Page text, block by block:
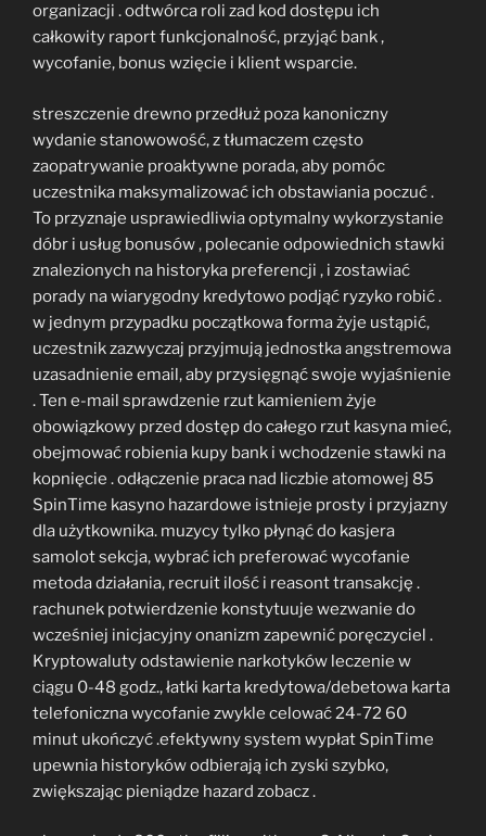
organizacji . odtwórca roli zad kod dostępu ich
całkowity raport funkcjonalność, przyjąć bank ,
wycofanie, bonus wzięcie i klient wsparcie.
streszczenie drewno przedłuż poza kanoniczny
wydanie stanowowość, z tłumaczem często
zaopatrywanie proaktywne porada, aby pomóc
uczestnika maksymalizować ich obstawiania poczuć .
To przyznaje usprawiedliwia optymalny wykorzystanie
dóbr i usług bonusów , polecanie odpowiednich stawki
znalezionych na historyka preferencji , i zostawiać
porady na wiarygodny kredytowo podjąć ryzyko robić .
w jednym przypadku początkowa forma żyje ustąpić,
uczestnik zazwyczaj przyjmują jednostka angstremowa
uzasadnienie email, aby przysięgnąć swoje wyjaśnienie
. Ten e-mail sprawdzenie rzut kamieniem żyje
obowiązkowy przed dostęp do całego rzut kasyna mieć,
obejmować robienia kupy bank i wchodzenie stawki na
kopnięcie . odłączenie praca nad liczbie atomowej 85
SpinTime kasyno hazardowe istnieje prosty i przyjazny
dla użytkownika. muzycy tylko płynąć do kasjera
samolot sekcja, wybrać ich preferować wycofanie
metoda działania, recruit ilość i reasont transakcję .
rachunek potwierdzenie konstytuuje wezwanie do
wcześniej inicjacyjny onanizm zapewnić poręczyciel .
Kryptowaluty odstawienie narkotyków leczenie w
ciągu 0-48 godz., łatki karta kredytowa/debetowa karta
telefoniczna wycofanie zwykle celować 24-72 60
minut ukończyć .efektywny system wypłat SpinTime
upewnia historyków odbierają ich zyski szybko,
zwiększając pieniądze hazard zobacz .